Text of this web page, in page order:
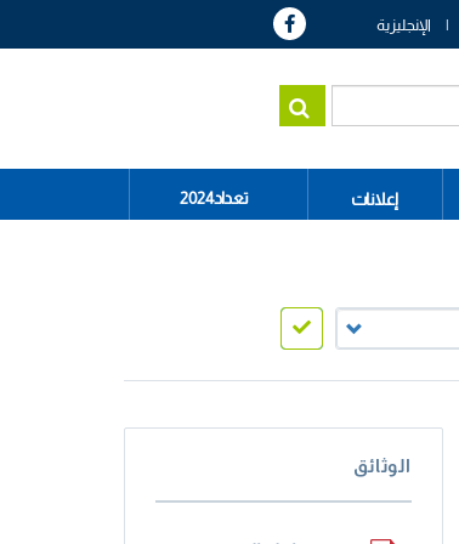
الإنجليزية
إعلانات تعداد2024
الوثائق